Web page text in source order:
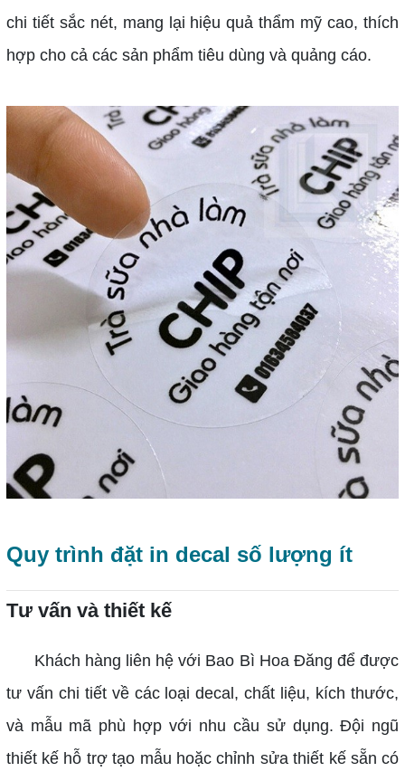
chi tiết sắc nét, mang lại hiệu quả thẩm mỹ cao, thích
hợp cho cả các sản phẩm tiêu dùng và quảng cáo.
Quy trình đặt in decal số lượng ít
Tư vấn và thiết kế
Khách hàng liên hệ với Bao Bì Hoa Đăng để được
tư vấn chi tiết về các loại decal, chất liệu, kích thước,
và mẫu mã phù hợp với nhu cầu sử dụng.Đội ngũ
thiết kế hỗ trợ tạo mẫu hoặc chỉnh sửa thiết kế sẵn có